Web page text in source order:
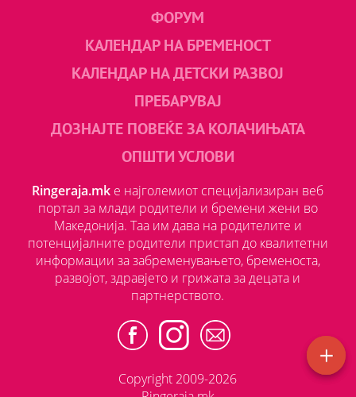
ФОРУМ
КАЛЕНДАР НА БРЕМЕНОСТ
КАЛЕНДАР НА ДЕТСКИ РАЗВОЈ
ПРЕБАРУВАЈ
ДОЗНАЈТЕ ПОВЕЌЕ ЗА КОЛАЧИЊАТА
ОПШТИ УСЛОВИ
Ringeraja.mk е најголемиот специјализиран веб
портал за млади родители и бремени жени во
Македонија. Таа им дава на родителите и
потенцијалните родители пристап до квалитетни
информации за забременувањето, бременоста,
развојот, здравјето и грижата за децата и
партнерството.
Copyright 2009-2026